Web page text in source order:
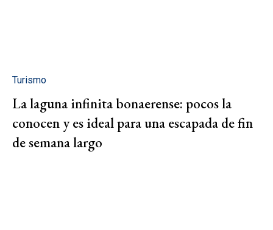
Turismo
La laguna infinita bonaerense: pocos la
conocen y es ideal para una escapada de fin
de semana largo